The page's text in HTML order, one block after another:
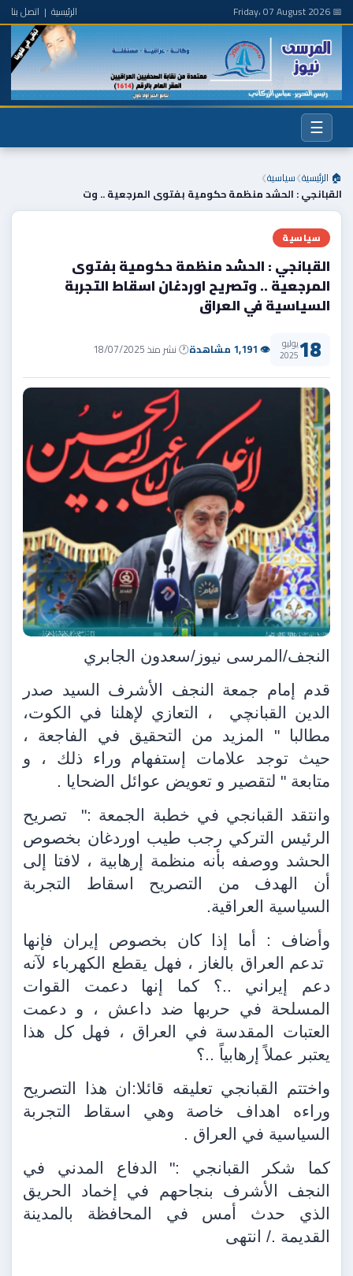
📅 Friday، 07 August 2026 الرئيسية | اتصل بنا
☰
🏠 الرئيسية❯سياسية❯
القبانجي : الحشد منظمة حكومية بفتوى المرجعية .. وت
سياسية
القبانجي : الحشد منظمة حكومية بفتوى
المرجعية .. وتصريح اوردغان اسقاط التجربة
السياسية في العراق
18يوليو
2025 👁 1,191 مشاهدة 🕐 نشر منذ 18/07/2025
النجف/المرسى نيوز/سعدون الجابري
قدم إمام جمعة النجف الأشرف السيد صدر
الدين القبانچي
، التعازي لإهلنا في الكوت،
مطالبا " المزيد من التحقيق في الفاجعة ،
حيث توجد علامات إستفهام وراء ذلك ، و
متابعة " لتقصير و تعويض عوائل الضحايا .
وانتقد القبانجي في خطبة الجمعة :"
تصريح
الرئيس التركي رجب طيب اوردغان بخصوص
الحشد ووصفه بأنه منظمة إرهابية ، لافتا إلى
أن الهدف من التصريح اسقاط التجربة
السياسية العراقية.
وأضاف : أما إذا كان بخصوص إيران فإنها
تدعم العراق بالغاز ، فهل يقطع الكهرباء لآنه
دعم إيراني ..؟ كما إنها دعمت القوات
المسلحة في حربها ضد داعش ، و دعمت
العتبات المقدسة في العراق ، فهل كل هذا
يعتبر عملاً إرهابياً ..؟
واختتم القبانجي تعليقه قائلا:ان هذا التصريح
وراءه اهداف خاصة وهي اسقاط التجربة
السياسية في العراق .
كما شكر القبانجي :" الدفاع المدني في
النجف الأشرف بنجاحهم في إخماد الحريق
الذي حدث أمس في المحافظة بالمدينة
القديمة ./ انتهى